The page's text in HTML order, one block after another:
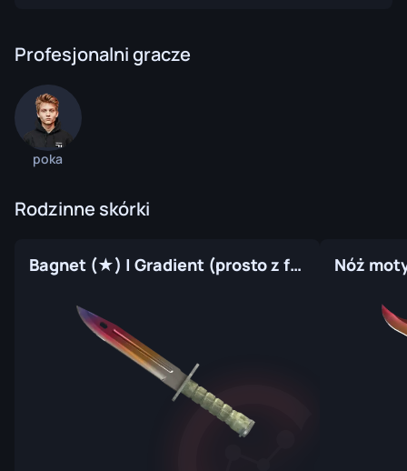
Profesjonalni gracze
poka
Rodzinne skórki
Bagnet (★) | Gradient (prosto z fabryki)